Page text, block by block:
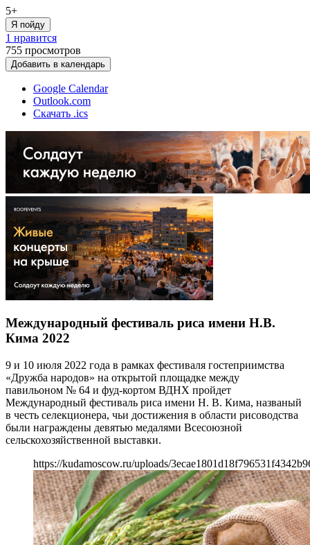
5+
Я пойду
1 нравится
755 просмотров
Добавить в календарь
Google Calendar
Outlook.com
Скачать .ics
Международный фестиваль риса имени Н.В.
Кима 2022
9 и 10 июля 2022 года в рамках фестиваля гостеприимства
«Дружба народов» на открытой площадке между
павильоном № 64 и фуд-кортом ВДНХ пройдет
Международный фестиваль риса имени Н. В. Кима, названый
в честь селекционера, чьи достижения в области рисоводства
были награждены девятью медалями Всесоюзной
сельскохозяйственной выставки.
https://kudamoscow.ru/uploads/